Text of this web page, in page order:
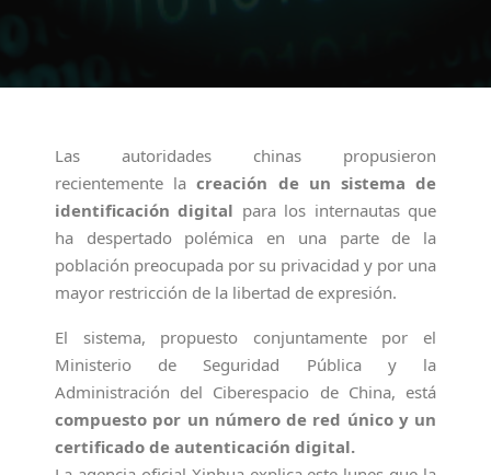
Las autoridades chinas propusieron
recientemente lacreación de un sistema de
identificación digital para los internautas que
ha despertado polémica en una parte de la
población preocupada por su privacidad y por una
mayor restricción de la libertad de expresión.
El sistema, propuesto conjuntamente por el
Ministerio de Seguridad Pública y la
Administración del Ciberespacio de China, está
compuesto por un número de red único y un
certificado de autenticación digital.